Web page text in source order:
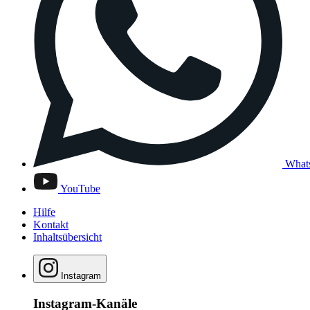
YouTube
Hilfe
Kontakt
Inhaltsübersicht
Instagram
Instagram-Kanäle